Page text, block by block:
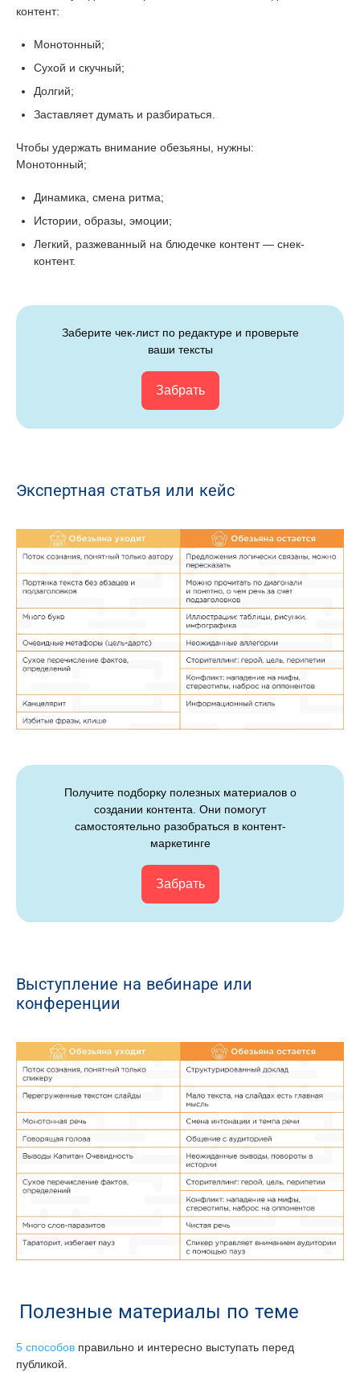
контент:
Монотонный;
Сухой и скучный;
Долгий;
Заставляет думать и разбираться.
Чтобы удержать внимание обезьяны, нужны:
Монотонный;
Динамика, смена ритма;
Истории, образы, эмоции;
Легкий, разжеванный на блюдечке контент — снек-
контент.
Заберите чек-лист по редактуре и проверьте
ваши тексты
Забрать
Экспертная статья или кейс
Получите подборку полезных материалов о
создании контента. Они помогут
самостоятельно разобраться в контент-
маркетинге
Забрать
Выступление на вебинаре или
конференции
Полезные материалы по теме
5 способов правильно и интересно выступать перед
публикой.